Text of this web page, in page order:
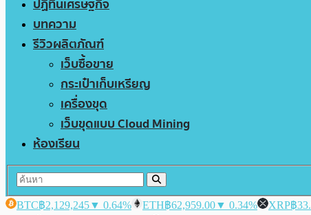
ปฏิทินเศรษฐกิจ
บทความ
รีวิวผลิตภัณฑ์
เว็บซื้อขาย
กระเป๋าเก็บเหรียญ
เครื่องขุด
เว็บขุดแบบ Cloud Mining
ห้องเรียน
BTC฿2,129,245▼ 0.64% ETH฿62,959.00▼ 0.34% XRP฿